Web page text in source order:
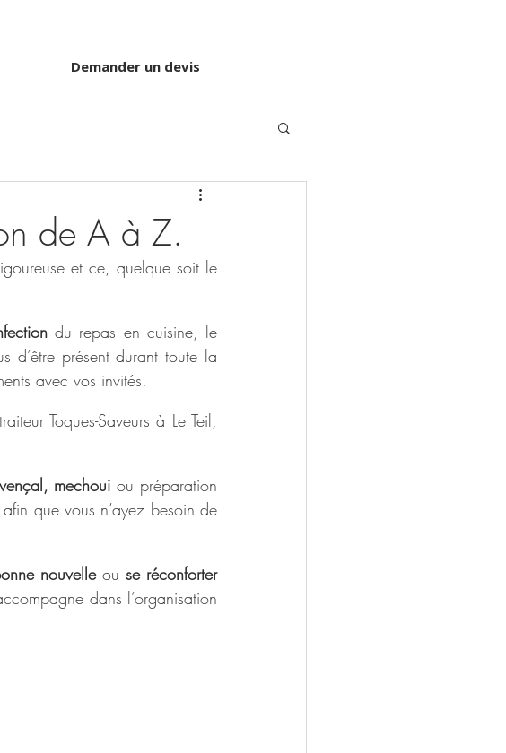
Demander un devis
de A à Z.
et ce, quelque soit le
d’être présent durant toute la
avec vos invités.
Toques-Saveurs à Le Teil,
mechoui ou préparation
que vous n’ayez besoin de
nouvelle ou se réconforter
dans l’organisation